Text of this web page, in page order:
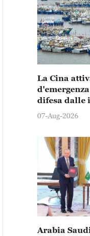
La Cina
difesa dalle
province e
07-Aug-2026
Arabia